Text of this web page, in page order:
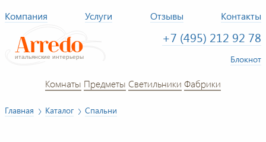
Компания Услуги Отзывы Контакты
+7 (495) 212 92 78
Блокнот
Комнаты Предметы Светильники Фабрики
Главная Каталог Спальни